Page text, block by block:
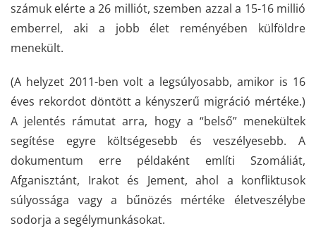
számuk elérte a 26 milliót, szemben azzal a 15-16 millió
emberrel, aki a jobb élet reményében külföldre
menekült.
(A helyzet 2011-ben volt a legsúlyosabb, amikor is 16
éves rekordot döntött a kényszerű migráció mértéke.)
A jelentés rámutat arra, hogy a “belső” menekültek
segítése egyre költségesebb és veszélyesebb. A
dokumentum erre példaként említi Szomáliát,
Afganisztánt, Irakot és Jement, ahol a konfliktusok
súlyossága vagy a bűnözés mértéke életveszélybe
sodorja a segélymunkásokat.